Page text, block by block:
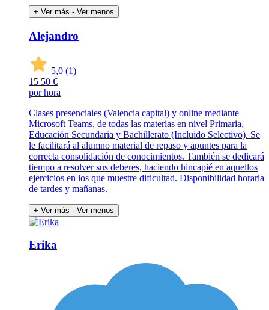
+ Ver más - Ver menos
Alejandro
5,0 (1)
15 50 €
por hora
Clases presenciales (Valencia capital) y online mediante
Microsoft Teams, de todas las materias en nivel Primaria,
Educación Secundaria y Bachillerato (Incluido Selectivo). Se
le facilitará al alumno material de repaso y apuntes para la
correcta consolidación de conocimientos. También se dedicará
tiempo a resolver sus deberes, haciendo hincapié en aquellos
ejercicios en los que muestre dificultad. Disponibilidad horaria
de tardes y mañanas.
+ Ver más - Ver menos
Erika